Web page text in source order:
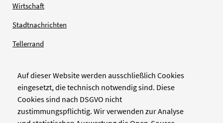
Auf dieser Website werden ausschließlich Cookies
eingesetzt, die technisch notwendig sind. Diese
Cookies sind nach DSGVO nicht
zustimmungspflichtig. Wir verwenden zur Analyse
Wirtschaft
Stadtnachrichten
Tellerrand
Verlag
Zellwerk GmbH & Co KG
Pinienstraße 2